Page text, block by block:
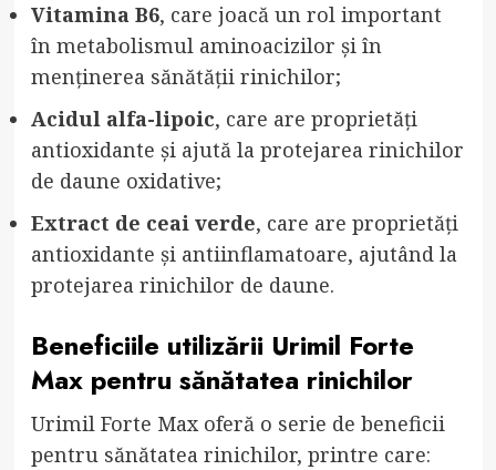
Vitamina B6, care joacă un rol important
în metabolismul aminoacizilor și în
menținerea sănătății rinichilor;
Acidul alfa-lipoic, care are proprietăți
antioxidante și ajută la protejarea rinichilor
de daune oxidative;
Extract de ceai verde, care are proprietăți
antioxidante și antiinflamatoare, ajutând la
protejarea rinichilor de daune.
Beneficiile utilizării Urimil Forte
Max pentru sănătatea rinichilor
Urimil Forte Max oferă o serie de beneficii
pentru sănătatea rinichilor, printre care: